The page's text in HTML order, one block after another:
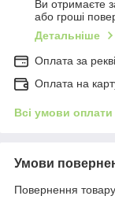
Ви отримаєте
або гроші
Детальніше
Оплата за
Оплата на
Всі умови оплати
Умови
Повернення